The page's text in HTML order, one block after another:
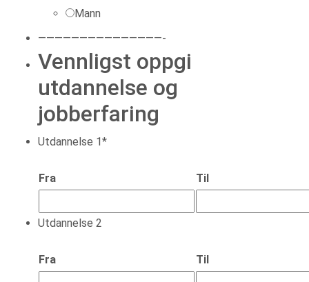
Mann
———————————————-
Vennligst oppgi
utdannelse og
jobberfaring
Utdannelse 1*
Fra Til
Utdannelse 2
Fra Til